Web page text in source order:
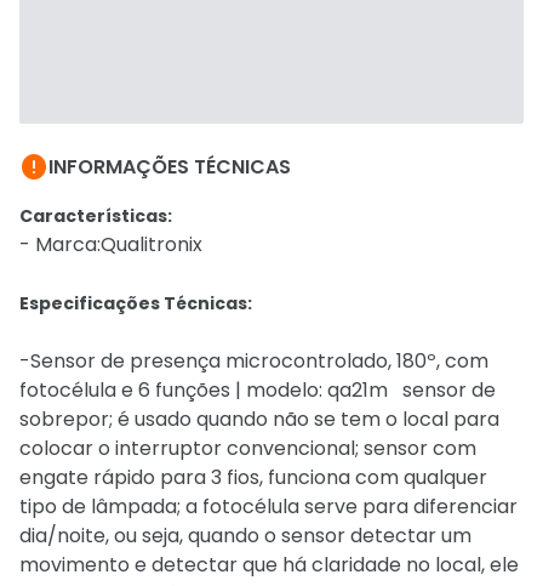
INFORMAÇÕES TÉCNICAS
Características:
- Marca:Qualitronix
Especificações Técnicas:
-Sensor de presença microcontrolado, 180º, com
fotocélula e 6 funções | modelo: qa21m sensor de
sobrepor; é usado quando não se tem o local para
colocar o interruptor convencional; sensor com
engate rápido para 3 fios, funciona com qualquer
tipo de lâmpada; a fotocélula serve para diferenciar
dia/noite, ou seja, quando o sensor detectar um
movimento e detectar que há claridade no local, ele